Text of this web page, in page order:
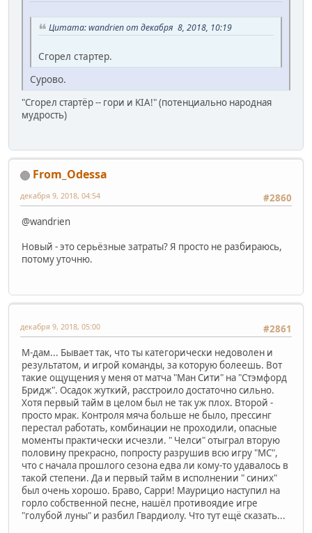
Цитата: wandrien от декабря 8, 2018, 10:19
Сгорел стартер.
Сурово.
"Сгорел стартёр -- гори и KIA!" (потенциально народная
мудрость)
From_Odessa
#2860
декабря 9, 2018, 04:54
@wandrien
Новый - это серьёзные затраты? Я просто не разбираюсь,
потому уточню.
#2861
декабря 9, 2018, 05:00
М-дам... Бывает так, что ты категорически недоволен и
результатом, и игрой команды, за которую болеешь. Вот
такие ощущения у меня от матча "Ман Сити" на "Стэмфорд
Бридж". Осадок жуткий, расстроило достаточно сильно.
Хотя первый тайм в целом был не так уж плох. Второй -
просто мрак. Контроля мяча больше не было, прессинг
перестал работать, комбинации не проходили, опасные
моменты практически исчезли. " Челси" отыграл вторую
половину прекрасно, попросту разрушив всю игру "МС",
что с начала прошлого сезона едва ли кому-то удавалось в
такой степени. Да и первый тайм в исполнении " синих"
был очень хорошо. Браво, Сарри! Маурицио наступил на
горло собственной песне, нашёл противоядие игре
"голубой луны" и разбил Гвардиолу. Что тут ещё сказать...